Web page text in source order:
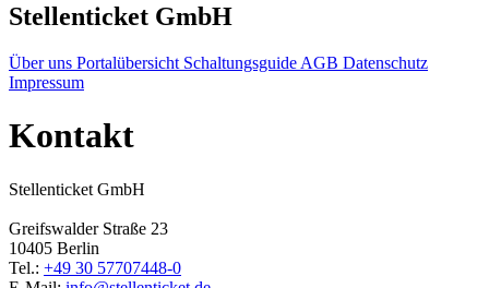
Stellenticket GmbH
Über uns Portalübersicht Schaltungsguide AGB Datenschutz
Impressum
Kontakt
Stellenticket GmbH
Greifswalder Straße 23
10405 Berlin
Tel.: +49 30 57707448-0